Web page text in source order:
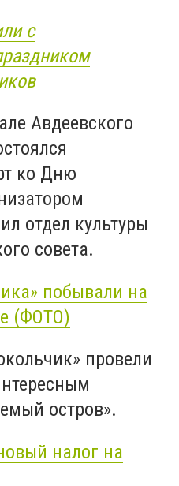
с
Авдеевского
ко Дню
отдел культуры
совета.
побывали на
(ФОТО)
провели
остров».
налог на